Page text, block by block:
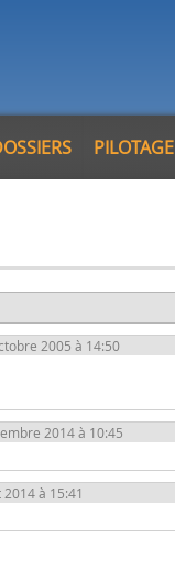
PILOTAGE
2005 à 14:50
2014 à 10:45
à 15:41